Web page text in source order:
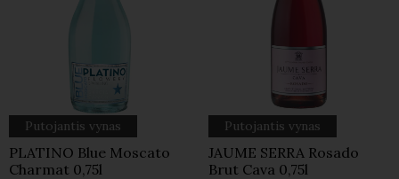
Putojantis vynas
PLATINO Blue Moscato
Charmat 0,75l
Putojantis vynas
JAUME SERRA Rosado
Brut Cava 0,75l